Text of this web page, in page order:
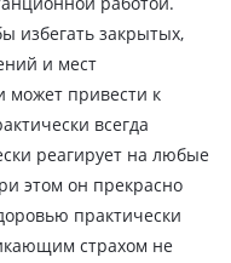
избегать закрытых,
и мест
может привести к
всегда
реагирует на любые
этом он прекрасно
практически
страхом не